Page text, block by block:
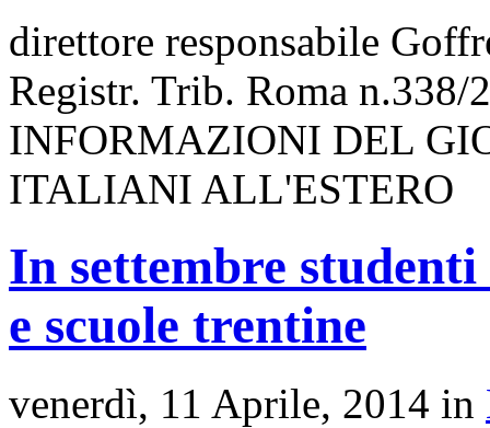
direttore responsabile
Registr. Trib. Roma n.338/
INFORMAZIONI DEL
ITALIANI ALL'ESTERO
In settembre
e scuole trentine
venerdì, 11 Aprile, 2014 in